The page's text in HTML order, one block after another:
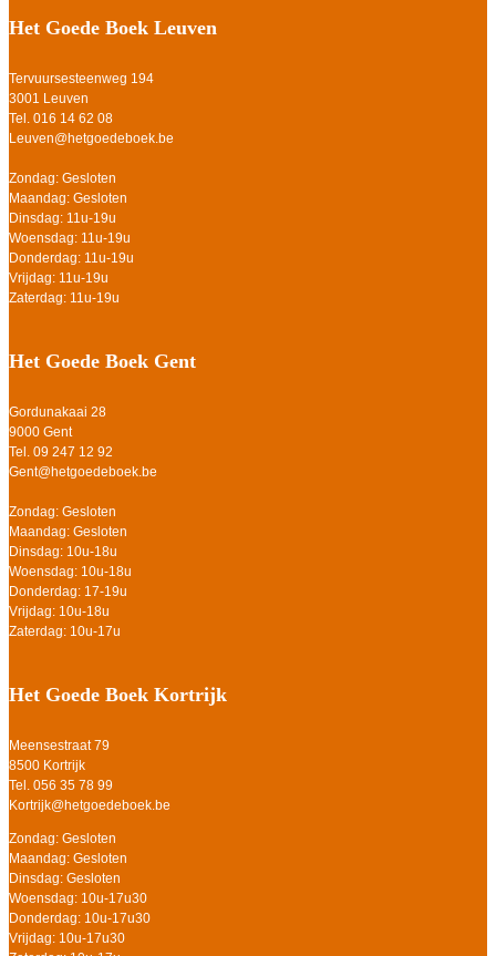
Het Goede Boek Leuven
Tervuursesteenweg 194
3001 Leuven
Tel. 016 14 62 08
Leuven@hetgoedeboek.be
Zondag: Gesloten
Maandag: Gesloten
Dinsdag: 11u-19u
Woensdag: 11u-19u
Donderdag: 11u-19u
Vrijdag: 11u-19u
Zaterdag: 11u-19u
Het Goede Boek Gent
Gordunakaai 28
9000 Gent
Tel. 09 247 12 92
Gent@hetgoedeboek.be
Zondag: Gesloten
Maandag: Gesloten
Dinsdag: 10u-18u
Woensdag: 10u-18u
Donderdag: 17-19u
Vrijdag: 10u-18u
Zaterdag: 10u-17u
Het Goede Boek Kortrijk
Meensestraat 79
8500 Kortrijk
Tel. 056 35 78 99
Kortrijk@hetgoedeboek.be
Zondag: Gesloten
Maandag: Gesloten
Dinsdag: Gesloten
Woensdag: 10u-17u30
Donderdag: 10u-17u30
Vrijdag: 10u-17u30